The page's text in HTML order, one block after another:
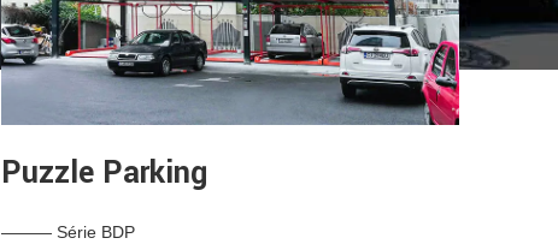
Puzzle Parking
——— Série BDP